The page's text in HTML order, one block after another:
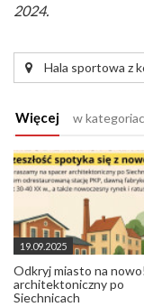
2024.
Hala sportowa z
Więcej w
19.09.2025
Odkryj miasto na
architektoniczny po
Siechnicach